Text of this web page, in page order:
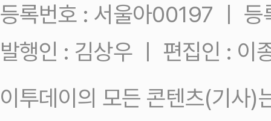
등록번호 : 서울아00197 ㅣ
발행인 : 김상우 ㅣ 편집인 : 이
이투데이의 모든 콘텐츠(기사)